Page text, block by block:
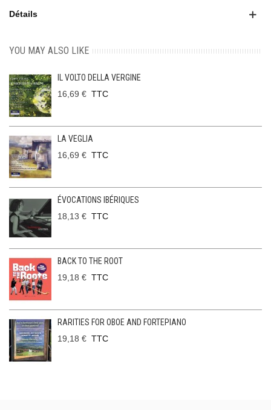
Détails
YOU MAY ALSO LIKE
IL VOLTO DELLA VERGINE
16,69 € TTC
LA VEGLIA
16,69 € TTC
ÉVOCATIONS IBÉRIQUES
18,13 € TTC
BACK TO THE ROOT
19,18 € TTC
RARITIES FOR OBOE AND FORTEPIANO
19,18 € TTC